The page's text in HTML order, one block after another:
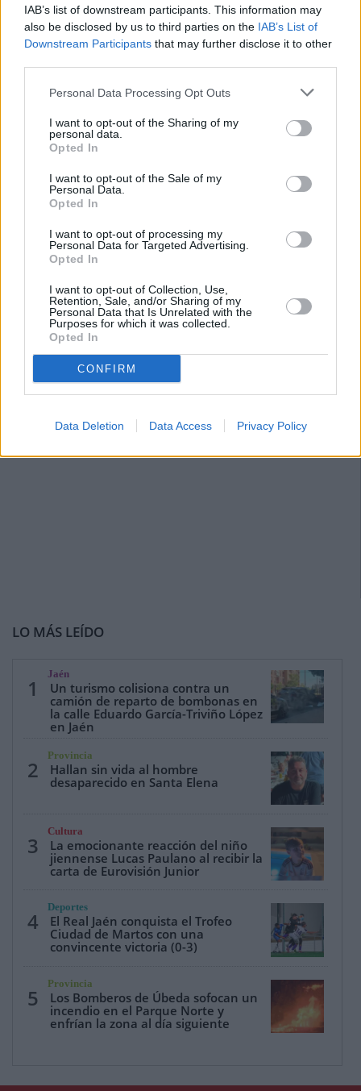
IAB’s list of downstream participants. This information may
also be disclosed by us to third parties on the IAB’s List of
Downstream Participants that may further disclose it to other
Personal Data Processing Opt Outs
I want to opt-out of the Sharing of my
personal data.
Opted In
I want to opt-out of the Sale of my
Personal Data.
Opted In
I want to opt-out of processing my
Personal Data for Targeted Advertising.
Opted In
I want to opt-out of Collection, Use,
Retention, Sale, and/or Sharing of my
Personal Data that Is Unrelated with the
Purposes for which it was collected.
Opted In
CONFIRM
Data Deletion Data Access Privacy Policy
LO MÁS LEÍDO
1
Jaén
Un turismo colisiona contra un
camión de reparto de bombonas en
la calle Eduardo García-Triviño López
en Jaén
2
Provincia
Hallan sin vida al hombre
desaparecido en Santa Elena
3
Cultura
La emocionante reacción del niño
jiennense Lucas Paulano al recibir la
carta de Eurovisión Junior
4
Deportes
El Real Jaén conquista el Trofeo
Ciudad de Martos con una
convincente victoria (0-3)
5
Provincia
Los Bomberos de Úbeda sofocan un
incendio en el Parque Norte y
enfrían la zona al día siguiente